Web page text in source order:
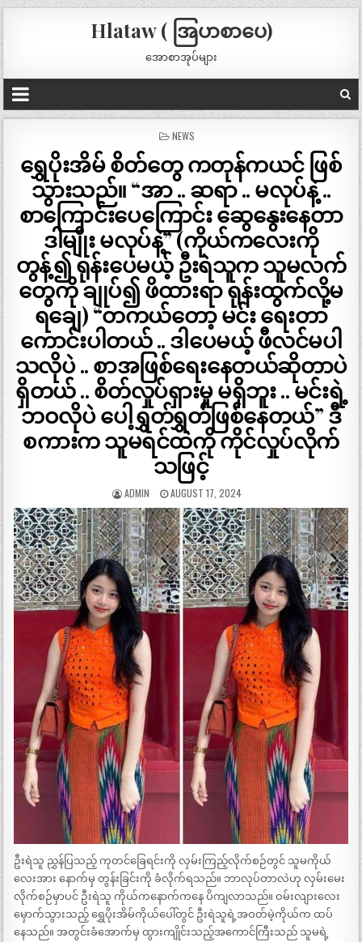
Hlataw ( အြပာစာပေ)
အောစာအုပ်များ
POSTED
NEWS
ရွှေပိုးအိမ် စိတ်တွေ ကတုန်ကယင် ဖြစ်
သွားသည်။ “အာ .. ဆရာ .. မလုပ်နဲ့ ..
စာကြောင်းပေကြောင်း ဆွေနွေးနေတာ
ဒါမျိုး မလုပ်နဲ့” (ကိုယ်ကလေးကို
တွန့်၍ ရုန်းပေမယ့် ဦးရဲသူက သူမလက်
တွေကို ချုပ်၍ ဖိထားရာ ရုန်းထွက်လို့မ
ရချေ) “တကယ်တော့ မင်း ရေးတာ
ကောင်းပါတယ် .. ဒါပေမယ့် ဖီလင်မပါ
သလိုပဲ .. စာအဖြစ်ရေးနေတယ်ဆိုတာပဲ
ရှိတယ် .. စိတ်လှုပ်ရှားမှု မရှိဘူး .. မင်းရဲ့
ဘဝလိုပဲ ပေါ့ရွှတ်ရွှတ်ဖြစ်နေတယ်” ဒီ
စကားက သူမရင်ထဲကို ကိုင်လှုပ်လိုက်
သဖြင့်
ADMIN AUGUST 17, 2024
ဦးရဲသူ ညွှန်ပြသည့် ကုတင်ခြေရင်းကို လှမ်းကြည့်လိုက်စဉ်တွင် သူမကိုယ်
လေးအား နောက်မှ တွန်းခြင်းကို ခံလိုက်ရသည်။ ဘာလုပ်တာလဲဟု လှမ်းမေး
လိုက်စဉ်မှာပင် ဦးရဲသူ ကိုယ်ကနောက်ကနေ ပိကျလာသည်။ ဝမ်းလျားလေး
မှောက်သွားသည့် ရွှေပိုးအိမ်ကိုယ်ပေါ်တွင် ဦးရဲသူရဲ့အဝတ်မဲ့ကိုယ်က ထပ်
နေသည်။ အတွင်းခံအောက်မှ ထွားကျိုင်းသည့်အကောင်ကြီးသည် သူမရဲ့